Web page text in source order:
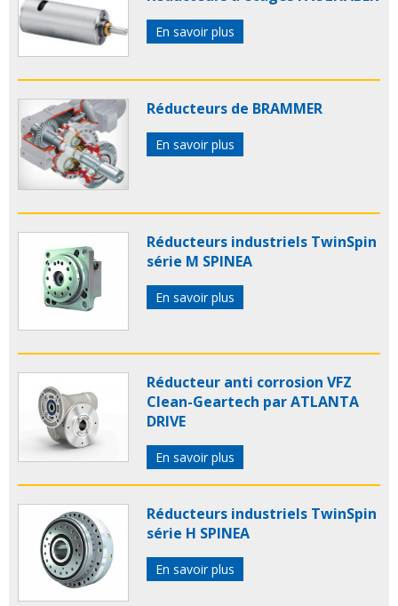
En savoir plus
Réducteurs de BRAMMER
En savoir plus
Réducteurs industriels TwinSpin
série M SPINEA
En savoir plus
Réducteur anti corrosion VFZ
Clean-Geartech par ATLANTA
DRIVE
En savoir plus
Réducteurs industriels TwinSpin
série H SPINEA
En savoir plus